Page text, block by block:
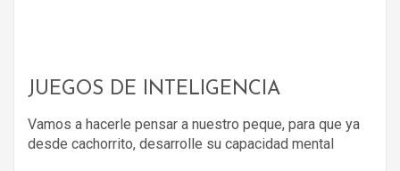
JUEGOS DE INTELIGENCIA
Vamos a hacerle pensar a nuestro peque, para que ya
desde cachorrito, desarrolle su capacidad mental